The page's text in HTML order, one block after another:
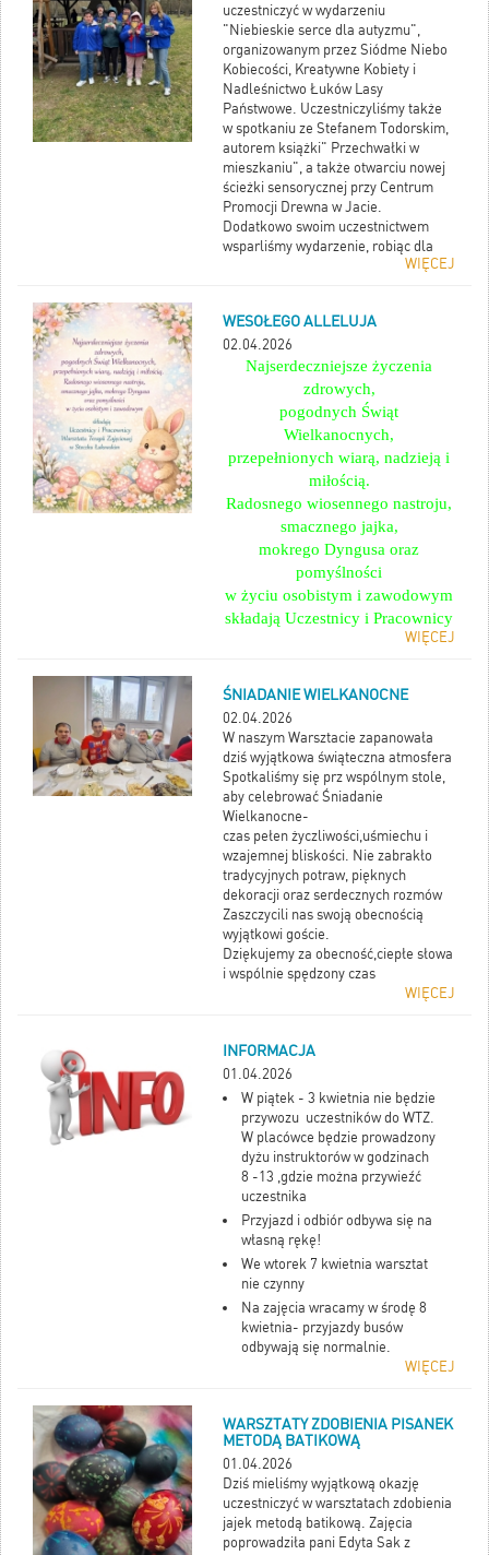
uczestniczyć w wydarzeniu
"Niebieskie serce dla autyzmu",
organizowanym przez Siódme Niebo
Kobiecości, Kreatywne Kobiety i
Nadleśnictwo Łuków Lasy
Państwowe. Uczestniczyliśmy także
w spotkaniu ze Stefanem Todorskim,
autorem książki" Przechwałki w
mieszkaniu", a także otwarciu nowej
ścieżki sensorycznej przy Centrum
Promocji Drewna w Jacie.
Dodatkowo swoim uczestnictwem
wsparliśmy wydarzenie, robiąc dla
wszystkich obecnych, niebieską watę
" niebieskich serduszkach"
WIĘCEJ
WESOŁEGO ALLELUJA
02.04.2026
Najserdeczniejsze życzenia
zdrowych,
pogodnych Świąt
Wielkanocnych,
przepełnionych wiarą, nadzieją i
miłością.
Radosnego wiosennego nastroju,
smacznego jajka,
mokrego Dyngusa oraz
pomyślności
w życiu osobistym i zawodowym
składają Uczestnicy i Pracownicy
Warsztatu Terapii Zajęciowej
WIĘCEJ
ŚNIADANIE WIELKANOCNE
02.04.2026
W naszym Warsztacie zapanowała
dziś wyjątkowa świąteczna atmosfera
Spotkaliśmy się prz wspólnym stole,
aby celebrować Śniadanie
Wielkanocne-
czas pełen życzliwości,uśmiechu i
wzajemnej bliskości. Nie zabrakło
tradycyjnych potraw, pięknych
dekoracji oraz serdecznych rozmów
Zaszczycili nas swoją obecnością
wyjątkowi goście.
Dziękujemy za obecność,ciepłe słowa
i wspólnie spędzony czas
WIĘCEJ
INFORMACJA
01.04.2026
W piątek - 3 kwietnia nie będzie
przywozu uczestników do WTZ.
W placówce będzie prowadzony
dyżu instruktorów w godzinach
8 -13 ,gdzie można przywieźć
uczestnika
Przyjazd i odbiór odbywa się na
własną rękę!
We wtorek 7 kwietnia warsztat
nie czynny
Na zajęcia wracamy w środę 8
kwietnia- przyjazdy busów
odbywają się normalnie.
WIĘCEJ
WARSZTATY ZDOBIENIA PISANEK
METODĄ BATIKOWĄ
01.04.2026
Dziś mieliśmy wyjątkową okazję
uczestniczyć w warsztatach zdobienia
jajek metodą batikową. Zajęcia
poprowadziła pani Edyta Sak z